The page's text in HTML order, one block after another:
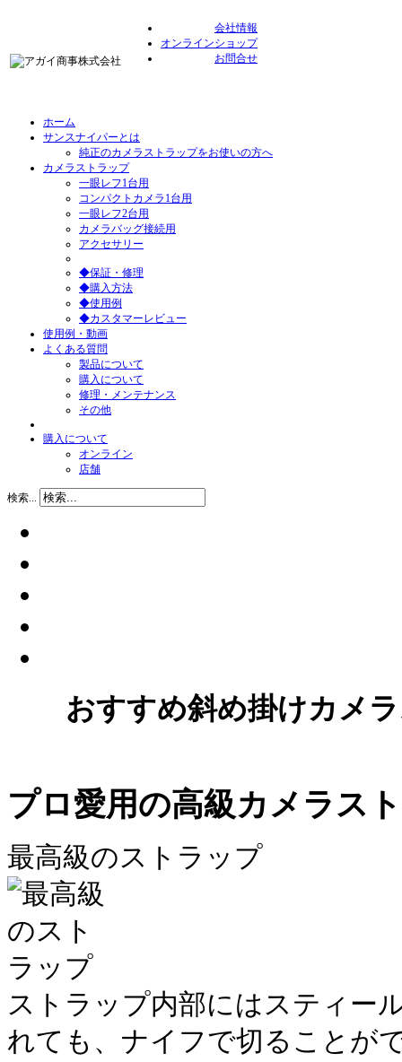
会社情報
オンラインショップ
お問合せ
ホーム
サンスナイパーとは
純正のカメラストラップをお使いの方へ
カメラストラップ
一眼レフ1台用
コンパクトカメラ1台用
一眼レフ2台用
カメラバッグ接続用
アクセサリー
◆保証・修理
◆購入方法
◆使用例
◆カスタマーレビュー
使用例・動画
よくある質問
製品について
購入について
修理・メンテナンス
その他
購入について
オンライン
店舗
検索...
おすすめ斜め掛けカメ
プロ愛用の高級カメラス
最高級のストラップ
ストラップ内部にはスティー
れても、ナイフで切ることが